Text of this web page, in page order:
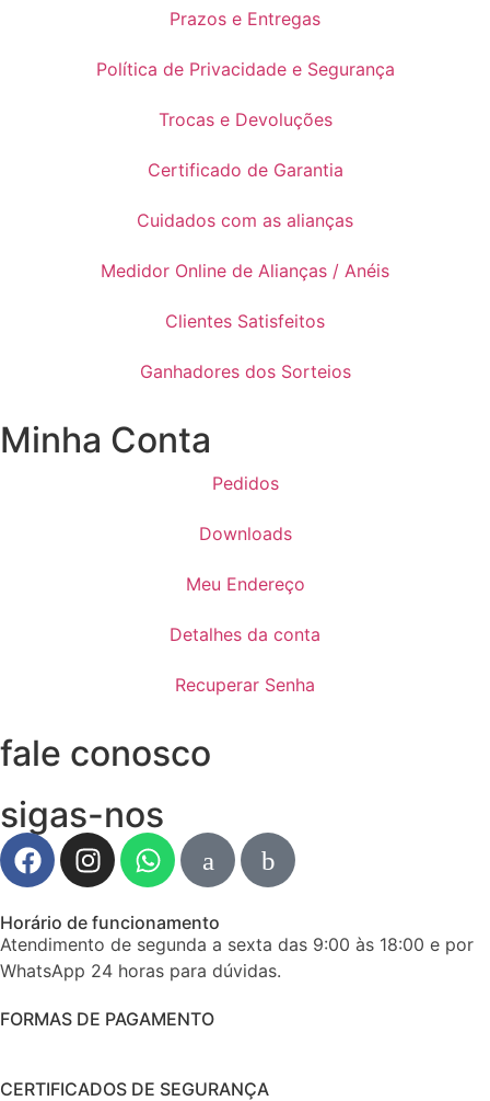
Prazos e Entregas
Política de Privacidade e Segurança
Trocas e Devoluções
Certificado de Garantia
Cuidados com as alianças
Medidor Online de Alianças / Anéis
Clientes Satisfeitos
Ganhadores dos Sorteios
Minha Conta
Pedidos
Downloads
Meu Endereço
Detalhes da conta
Recuperar Senha
fale conosco
sigas-nos
Horário de funcionamento
Atendimento de segunda a sexta das 9:00 às 18:00 e por
WhatsApp 24 horas para dúvidas.
FORMAS DE PAGAMENTO
CERTIFICADOS DE SEGURANÇA